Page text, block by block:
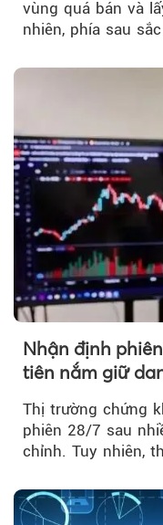
vùng quá bán và
nhiên, phía sau
tiền vẫn chưa
Nhận định
tiên nắm giữ
Thị trường chứng
phiên 28/7 sau
chỉnh. Tuy nhiên,